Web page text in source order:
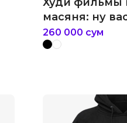
масяня: ну
260 000 сум